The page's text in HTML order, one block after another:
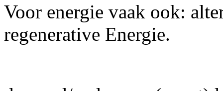
Voor energie vaak ook:
regenerative Energie.